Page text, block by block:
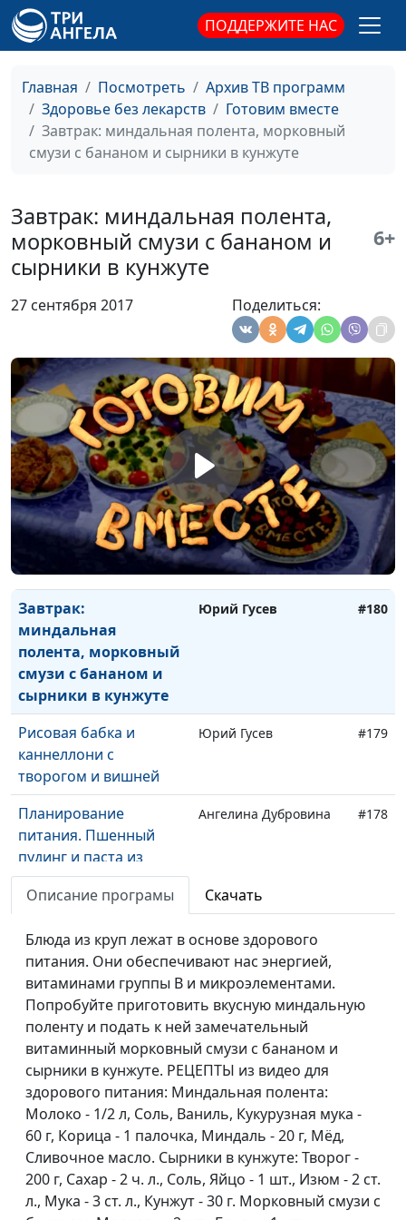
ПОДДЕРЖИТЕ НАС
Главная Посмотреть
Архив ТВ программ
Здоровье без лекарств
Готовим вместе
Завтрак: миндальная полента, морковный
смузи с бананом и сырники в кунжуте
Завтрак: миндальная полента,
морковный смузи с бананом и
сырники в кунжуте
6+
27 сентября 2017 Поделиться:
Яблочно-овсяный
апельсиновым соком
и киви
Юрий Гусев
Чалпак и томатный
смузи
Тыква под молочным
соусом и сладкий рис с
фруктами
Соте с баклажанами и
французский
Овощная лазанья Юрий Гусев
Тыквенный суп-пюре с
имбирем и шпинатные
блины с грибной
начинкой
Юрий Гусев #182
Запеканка из творога с
морковью и яблоками
и пшенник
Юрий Гусев #181
Завтрак:
миндальная
полента, морковный
смузи с бананом и
сырники в кунжуте
Юрий Гусев #180
Рисовая бабка и
каннеллони с
творогом и вишней
Юрий Гусев #179
Планирование
питания. Пшенный
пудинг и паста из
творога
Ангелина Дубровина #178
Ангелина Дубровина #177
Полезные жиры Ангелина Дубровина
Рецепты блюд из
фруктов
Ангелина Дубровина
Рецепты блюд из
овощей
Ангелина Дубровина
Продукты, богатые
белком
Ангелина Дубровина
Зерновые Ангелина Дубровина
Хлебопечение Ангелина Дубровина #171
Описание програмы Скачать
Блюда из круп лежат в основе здорового
питания. Они обеспечивают нас энергией,
витаминами группы В и микроэлементами.
Попробуйте приготовить вкусную миндальную
поленту и подать к ней замечательный
витаминный морковный смузи с бананом и
сырники в кунжуте. РЕЦЕПТЫ из видео для
здорового питания: Миндальная полента:
Молоко - 1/2 л, Соль, Ваниль, Кукурузная мука -
60 г, Корица - 1 палочка, Миндаль - 20 г, Мёд,
Сливочное масло. Сырники в кунжуте: Творог -
200 г, Сахар - 2 ч. л., Соль, Яйцо - 1 шт., Изюм - 2 ст.
л., Мука - 3 ст. л., Кунжут - 30 г. Морковный смузи с